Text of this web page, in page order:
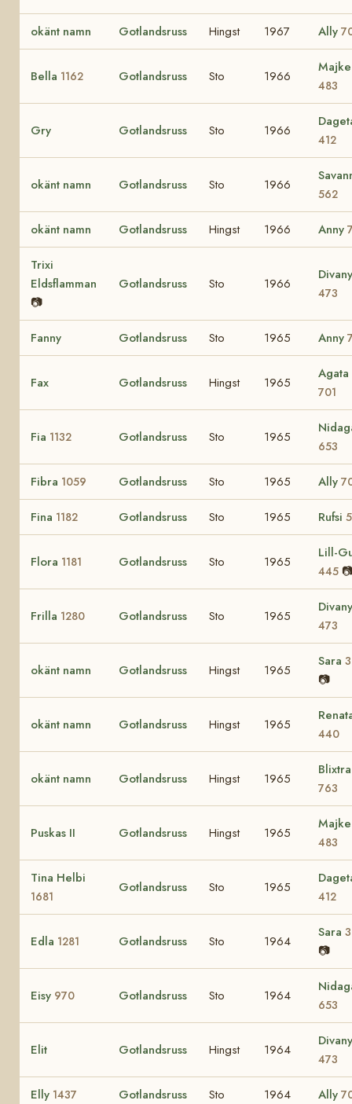
okänt namn Gotlandsruss Hingst 1967 Ally
Bella 1162 Gotlandsruss Sto 1966
483
Gry Gotlandsruss Sto 1966
412
okänt namn Gotlandsruss Sto 1966
562
okänt namn Gotlandsruss Hingst 1966 Anny
Trixi
Eldsflamman
📷
Gotlandsruss Sto 1966
Divany
473
Fanny Gotlandsruss Sto 1965 Anny
Fax Gotlandsruss Hingst 1965
Agata
701
Fia 1132 Gotlandsruss Sto 1965
653
Fibra 1059 Gotlandsruss Sto 1965 Ally
Fina 1182 Gotlandsruss Sto 1965 Rufsi
Flora 1181 Gotlandsruss Sto 1965
Lill-
445
Frilla 1280 Gotlandsruss Sto 1965
Divany
473
okänt namn Gotlandsruss Hingst 1965
Sara
📷
okänt namn Gotlandsruss Hingst 1965
440
okänt namn Gotlandsruss Hingst 1965
Blixtra
763
Puskas II Gotlandsruss Hingst 1965
483
Tina Helbi
1681
Gotlandsruss Sto 1965
412
Edla 1281 Gotlandsruss Sto 1964
Sara
📷
Eisy 970 Gotlandsruss Sto 1964
653
Elit Gotlandsruss Hingst 1964
Divany
473
Elly 1437 Gotlandsruss Sto 1964 Ally